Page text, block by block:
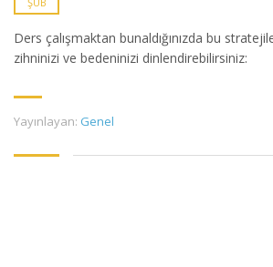
Ders çalışmaktan bunaldığınızda bu
zihninizi ve bedeninizi dinlendirebilirsiniz:
Yayınlayan: Genel